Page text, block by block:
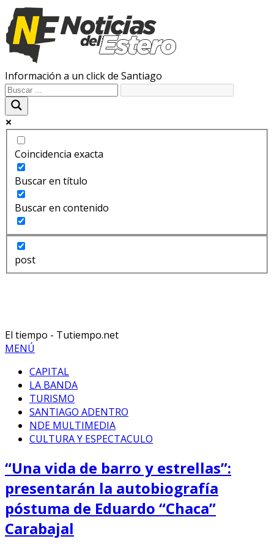
Información a un click de Santiago
Coincidencia exacta
Buscar en título
Buscar en contenido
post
El tiempo - Tutiempo.net
MENÚ
CAPITAL
LA BANDA
TURISMO
SANTIAGO ADENTRO
NDE MULTIMEDIA
CULTURA Y ESPECTACULO
“Una vida de barro y estrellas”:
presentarán la autobiografía
póstuma de Eduardo “Chaca”
Carabajal